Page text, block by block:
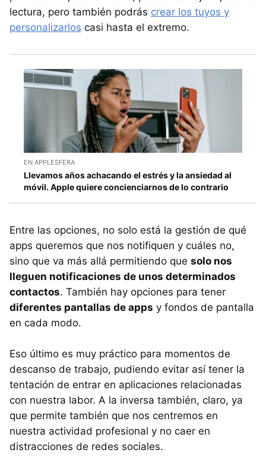
lectura, pero también podrás crear los tuyos y
personalizarlos casi hasta el extremo.
EN APPLESFERA
Llevamos años achacando el estrés y la ansiedad al
móvil. Apple quiere concienciarnos de lo contrario
Entre las opciones, no solo está la gestión de qué
apps queremos que nos notifiquen y cuáles no,
sino que va más allá permitiendo que solo nos
lleguen notificaciones de unos determinados
contactos. También hay opciones para tener
diferentes pantallas de apps y fondos de pantalla
en cada modo.
Eso último es muy práctico para momentos de
descanso de trabajo, pudiendo evitar así tener la
tentación de entrar en aplicaciones relacionadas
con nuestra labor. A la inversa también, claro, ya
que permite también que nos centremos en
nuestra actividad profesional y no caer en
distracciones de redes sociales.